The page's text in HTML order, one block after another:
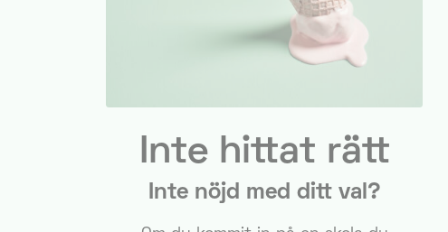
Inte hittat rätt
Inte nöjd med ditt val?